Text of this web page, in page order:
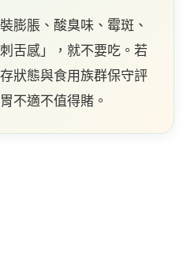
膨脹、酸臭味、霉斑、
舌感」，就不要吃。若
狀態與食用族群保守評
不適不值得賭。